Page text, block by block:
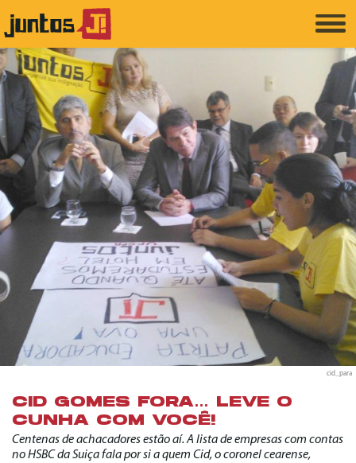
cid_para
CID GOMES FORA… LEVE O
CUNHA COM VOCÊ!
Centenas de achacadores estão aí. A lista de empresas com contas
no HSBC da Suiça fala por si a quem Cid, o coronel cearense,